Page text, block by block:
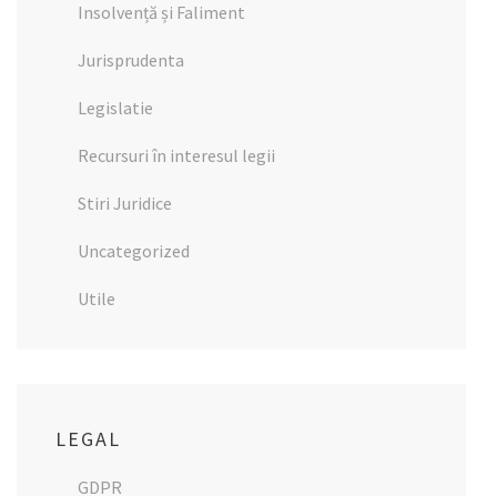
Insolvență și Faliment
Jurisprudenta
Legislatie
Recursuri în interesul legii
Stiri Juridice
Uncategorized
Utile
LEGAL
GDPR